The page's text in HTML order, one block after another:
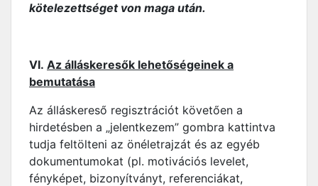
kötelezettséget von maga után.
VI. Az álláskeresők lehetőségeinek a
bemutatása
Az álláskereső regisztrációt követően a
hirdetésben a „jelentkezem” gombra kattintva
tudja feltölteni az önéletrajzát és az egyéb
dokumentumokat (pl. motivációs levelet,
fényképet, bizonyítványt, referenciákat,